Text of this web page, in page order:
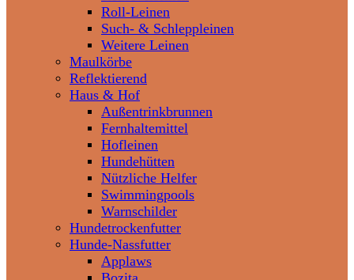
Roll-Leinen
Such- & Schleppleinen
Weitere Leinen
Maulkörbe
Reflektierend
Haus & Hof
Außentrinkbrunnen
Fernhaltemittel
Hofleinen
Hundehütten
Nützliche Helfer
Swimmingpools
Warnschilder
Hundetrockenfutter
Hunde-Nassfutter
Applaws